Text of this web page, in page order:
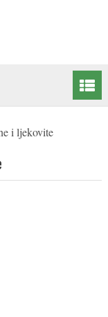
i ljekovite